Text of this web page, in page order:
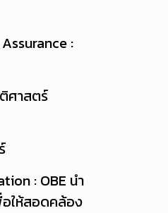
:
ศาสตร์
: OBE นำ
อให้สอดคล้อง